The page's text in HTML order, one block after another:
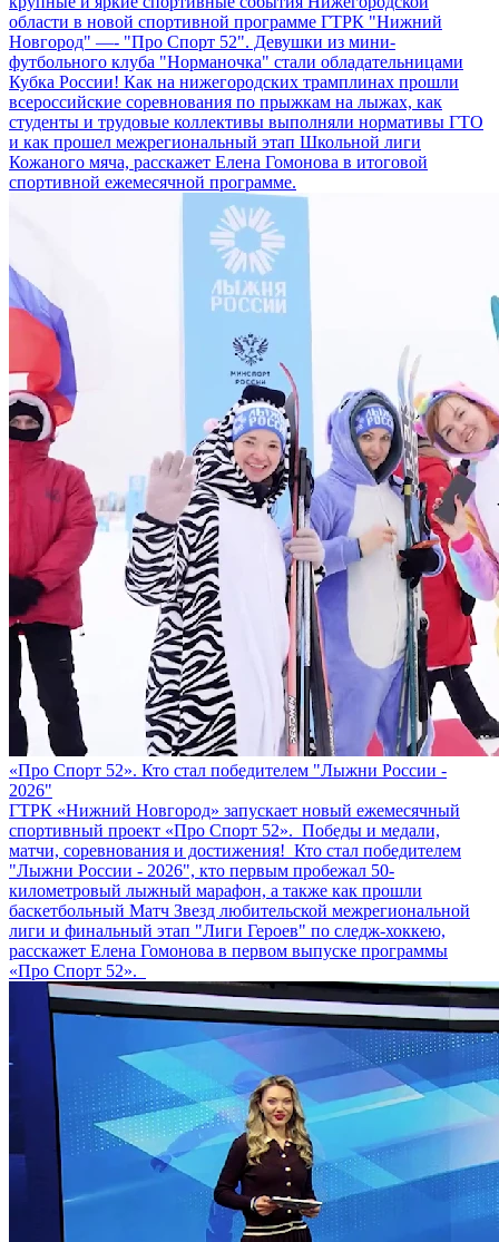
области в новой спортивной программе ГТРК "Нижний
Новгород" —- "Про Спорт 52". Девушки из мини-
футбольного клуба "Норманочка" стали обладательницами
Кубка России! Как на нижегородских трамплинах прошли
всероссийские соревнования по прыжкам на лыжах, как
студенты и трудовые коллективы выполняли нормативы ГТО
и как прошел межрегиональный этап Школьной лиги
Кожаного мяча, расскажет Елена Гомонова в итоговой
спортивной ежемесячной программе.
«Про Спорт 52». Кто стал победителем "Лыжни России -
2026"
ГТРК «Нижний Новгород» запускает новый ежемесячный
спортивный проект «Про Спорт 52». Победы и медали,
матчи, соревнования и достижения! Кто стал победителем
"Лыжни России - 2026", кто первым пробежал 50-
километровый лыжный марафон, а также как прошли
баскетбольный Матч Звезд любительской межрегиональной
лиги и финальный этап "Лиги Героев" по следж-хоккею,
расскажет Елена Гомонова в первом выпуске программы
«Про Спорт 52».